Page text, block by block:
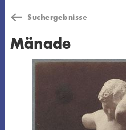
Suchbegriff
Suchergebnisse
Mänade